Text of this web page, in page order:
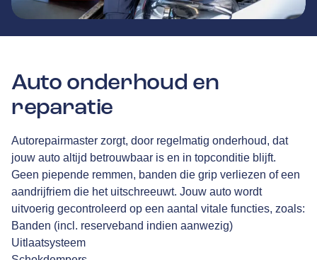
Auto onderhoud en
reparatie
Autorepairmaster zorgt, door regelmatig onderhoud, dat
jouw auto altijd betrouwbaar is en in topconditie blijft.
Geen piepende remmen, banden die grip verliezen of een
aandrijfriem die het uitschreeuwt. Jouw auto wordt
uitvoerig gecontroleerd op een aantal vitale functies, zoals:
Banden (incl. reserveband indien aanwezig)
Uitlaatsysteem